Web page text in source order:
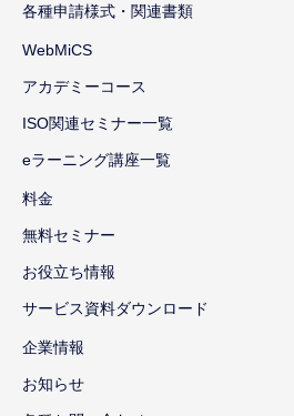
各種申請様式・関連書類
WebMiCS
アカデミーコース
ISO関連セミナー一覧
eラーニング講座一覧
料金
無料セミナー
お役立ち情報
サービス資料ダウンロード
企業情報
お知らせ